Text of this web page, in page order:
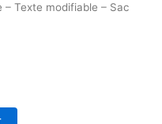
– Texte modifiable – Sac